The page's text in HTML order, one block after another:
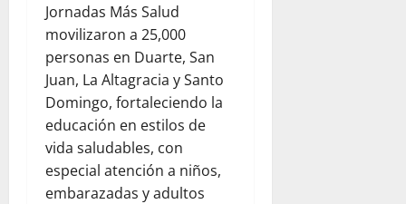
Jornadas Más Salud
movilizaron a 25,000
personas en Duarte, San
Juan, La Altagracia y Santo
Domingo, fortaleciendo la
educación en estilos de
vida saludables, con
especial atención a niños,
embarazadas y adultos